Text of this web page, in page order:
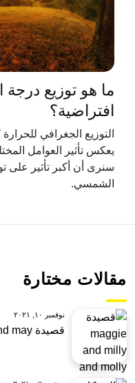
ما هو توزيع درجة
افتراضية؟
التوزيع الجغرافي
يعكس تأثير العوامل
سنرى أن أكبر تأثير على
الشمسي.
مقالات مختارة
نوفمبر ١٠, ٢٠٢١
قصيدة maggie and milly and molly and may